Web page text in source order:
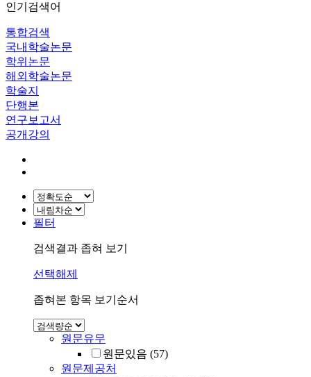
인기검색어
통합검색
국내학술논문
학위논문
해외학술논문
학술지
단행본
연구보고서
공개강의
필터
검색결과 좁혀 보기
선택해제
좁혀본 항목 보기순서
원문유무
원문있음 (57)
원문제공처